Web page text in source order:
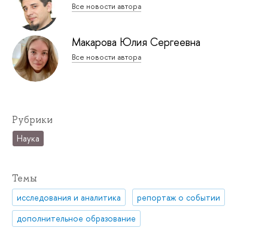
Все новости автора
Макарова Юлия Сергеевна
Все новости автора
Рубрики
Наука
Темы
исследования и аналитика
репортаж о событии
дополнительное образование